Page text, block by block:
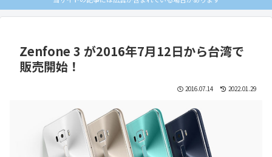
Zenfone 3 が2016年7月12日から台湾で
販売開始！
2016.07.14 2022.01.29